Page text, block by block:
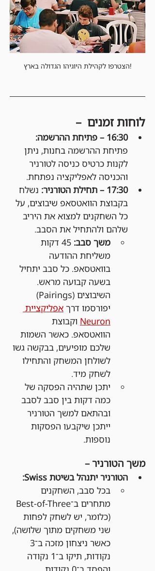
הצטרפו לקהילת היוגיהו הגדולה בארץ!
לוחות זמנים  –
16:30 – פתיחת ההרשמה:
פתיחת ההרשמה בחנות, ניתן
לקנות כרטיס כניסה לטורניר
והכניסה לאפליקציה נפתחת.
17:30 – תחילת הטורניר:
נשלח
בקבוצת הוואטסאפ שיבוצים, על
כל השחקנים למצוא את היריב
שלהם ולהתחיל את הסבב.
משך סבב:
45 דקות
משליחת ההודעה
בוואטסאפ. כל סבב יתחיל
בשעה קבועה מראש.
השיבוצים (Pairings)
יפורסמו דרך אפליקציית
Neuron וקבוצת
הוואטסאפ. כאשר השמות
שלכם מופיעים, בבקשה גשו
לשולחן המשחק והתחילו
לשחק מיד.
יתכן שתהיה הפסקה של
כמה דקות בין סבב לסבב
ובהתאם למשך הטורניר
ייתכן שיקבעו הפסקות
נוספות.
משך הטורניר –
הטורניר יתנהל בשיטת Swiss:
בכל סבב, השחקנים
(כלומר, יש לשחק לפחות
שני משחקים מתוך שלושה),
נקודות, תיקו ב־1 נקודה